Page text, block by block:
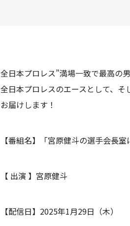
全日本プロレス”満場一致で最高の
全日本プロレスのエースとして、
お届けします！
【番組名】「宮原健斗の選手会長室
【 出演 】宮原健斗
【配信日】2025年1月29日（木）